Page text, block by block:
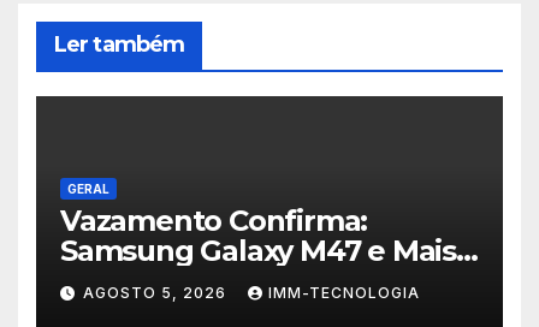
Ler também
GERAL
Vazamento Confirma:
Samsung Galaxy M47 e Mais
Dois Dispositivos a Caminho!
AGOSTO 5, 2026 IMM-TECNOLOGIA